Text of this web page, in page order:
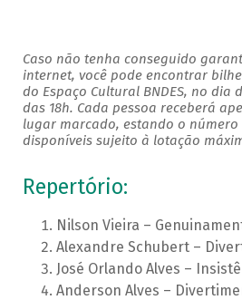
Caso não tenha conseguido
internet, você pode encontrar
do Espaço Cultural BNDES, no dia
das 18h. Cada pessoa receberá
lugar marcado, estando o número
disponíveis sujeito à lotação
Repertório:
Nilson Vieira –
Alexandre Schubert –
José Orlando Alves –
Anderson Alves –